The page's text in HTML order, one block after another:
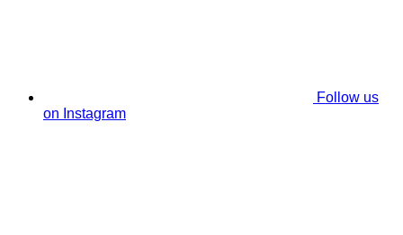
Follow us
on Instagram